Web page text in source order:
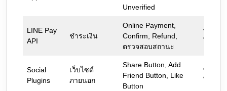
Unverified
LINE Pay
API
ชำระเงิน
Online Payment,
Confirm, Refund,
ตรวจสอบสถานะ
พร้อม
ใช้งาน
Social
Plugins
เว็บไซต์
ภายนอก
Share Button, Add
Friend Button, Like
Button
พร้อม
ใช้งาน